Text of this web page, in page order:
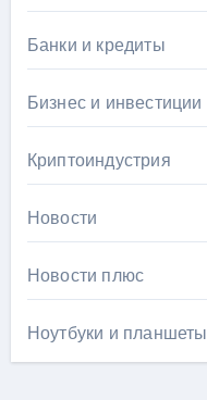
Банки и кредиты
Бизнес и инвестиции
Криптоиндустрия
Новости
Новости плюс
Ноутбуки и планшеты